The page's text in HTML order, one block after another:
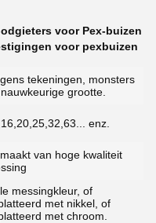
voor Pex-buizen
voor pexbuizen
tekeningen, monsters
grootte.
enz.
van hoge kwaliteit
messingkleur, of
met nikkel, of
met chroom.